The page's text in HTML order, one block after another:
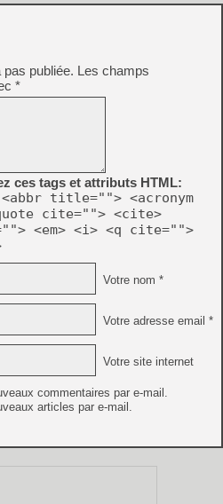
publiée. Les champs
*
ces tags et attributs HTML:
title=""> <acronym
cite=""> <cite>
<em> <i> <q cite="">
Votre nom *
Votre adresse email *
Votre site internet
commentaires par e-mail.
articles par e-mail.